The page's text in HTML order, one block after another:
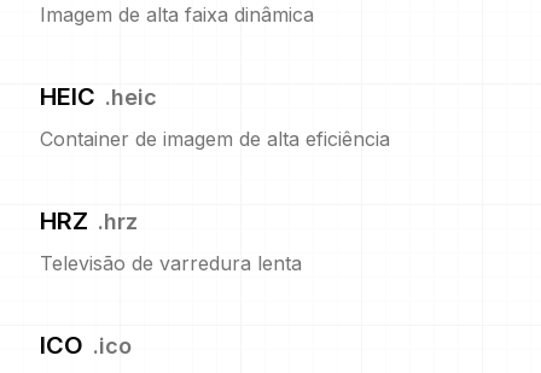
Imagem de alta faixa dinâmica
HEIC .heic
Container de imagem de alta eficiência
HRZ .hrz
Televisão de varredura lenta
ICO .ico